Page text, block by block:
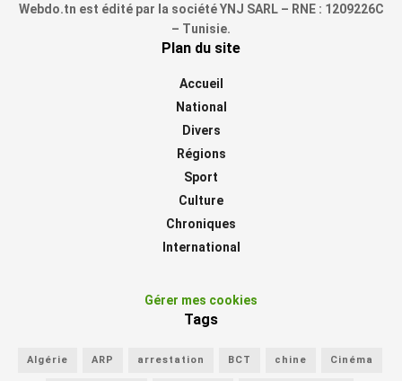
Webdo.tn est édité par la société YNJ SARL – RNE : 1209226C
– Tunisie.
Plan du site
Accueil
National
Divers
Régions
Sport
Culture
Chroniques
International
Gérer mes cookies
Tags
Algérie ARP arrestation BCT chine Cinéma